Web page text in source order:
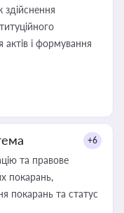
і формування
+6
та правове
покарань,
покарань та статус